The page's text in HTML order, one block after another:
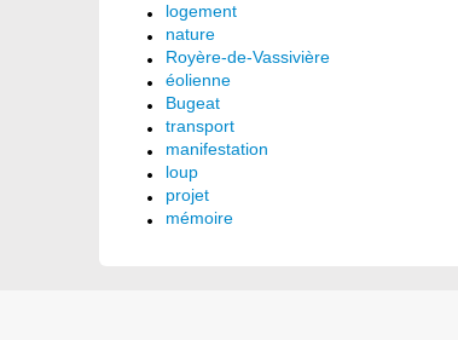
logement
nature
Royère-de-Vassivière
éolienne
Bugeat
transport
manifestation
loup
projet
mémoire